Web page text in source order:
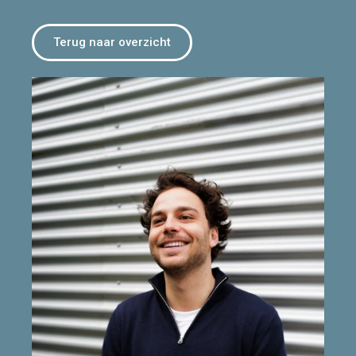
Terug naar overzicht